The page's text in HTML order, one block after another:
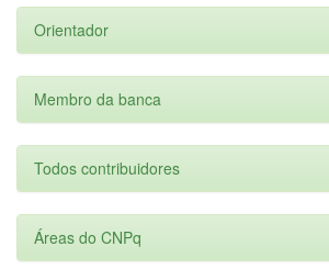
Orientador
Membro da banca
Todos contribuidores
Áreas do CNPq